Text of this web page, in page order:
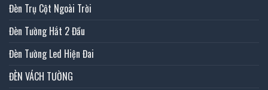
Đèn Trụ Cột Ngoài Trời
Đèn Tường Hắt 2 Đầu
Đèn Tường Led Hiện Đai
ĐÈN VÁCH TƯỜNG